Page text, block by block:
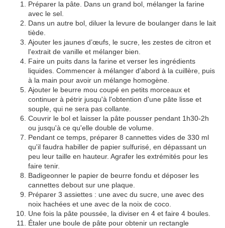
Préparer la pâte. Dans un grand bol, mélanger la farine
avec le sel.
Dans un autre bol, diluer la levure de boulanger dans le lait
tiède.
Ajouter les jaunes d’œufs, le sucre, les zestes de citron et
l'extrait de vanille et mélanger bien.
Faire un puits dans la farine et verser les ingrédients
liquides. Commencer à mélanger d'abord à la cuillère, puis
à la main pour avoir un mélange homogène.
Ajouter le beurre mou coupé en petits morceaux et
continuer à pétrir jusqu'à l'obtention d'une pâte lisse et
souple, qui ne sera pas collante.
Couvrir le bol et laisser la pâte pousser pendant 1h30-2h
ou jusqu'à ce qu'elle double de volume.
Pendant ce temps, préparer 8 cannettes vides de 330 ml
qu'il faudra habiller de papier sulfurisé, en dépassant un
peu leur taille en hauteur. Agrafer les extrémités pour les
faire tenir.
Badigeonner le papier de beurre fondu et déposer les
cannettes debout sur une plaque.
Préparer 3 assiettes : une avec du sucre, une avec des
noix hachées et une avec de la noix de coco.
Une fois la pâte poussée, la diviser en 4 et faire 4 boules.
Étaler une boule de pâte pour obtenir un rectangle